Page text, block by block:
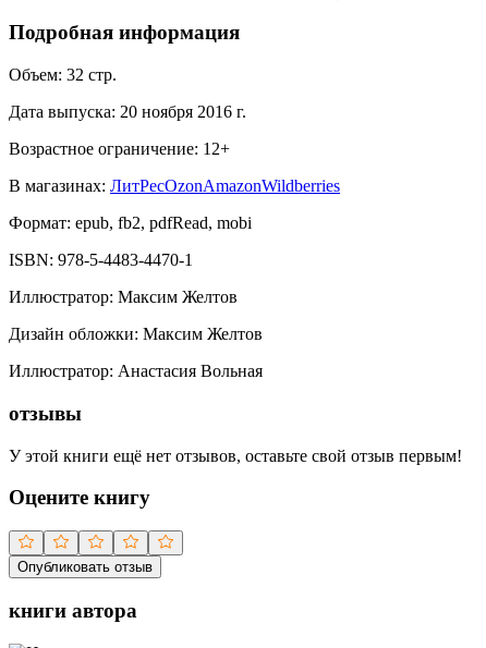
Подробная информация
Объем: 32 стр.
Дата выпуска: 20 ноября 2016 г.
Возрастное ограничение: 12+
В магазинах: ЛитРесOzonAmazonWildberries
Формат: epub, fb2, pdfRead, mobi
ISBN: 978-5-4483-4470-1
Иллюстратор: Максим Желтов
Дизайн обложки: Максим Желтов
Иллюстратор: Анастасия Вольная
отзывы
У этой книги ещё нет отзывов, оставьте свой отзыв первым!
Оцените книгу
Опубликовать отзыв
книги автора